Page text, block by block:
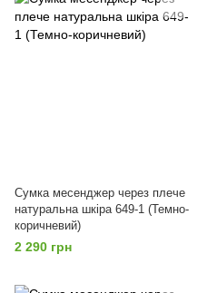
Сумка месенджер через плече
натуральна шкіра 649-1 (Темно-
коричневий)
2 290 грн